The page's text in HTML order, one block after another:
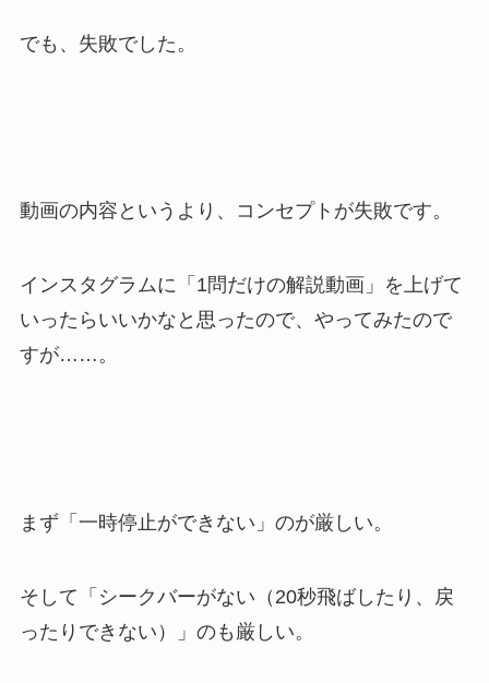
でも、失敗でした。
動画の内容というより、コンセプトが失敗です。
インスタグラムに「1問だけの解説動画」を上げて
いったらいいかなと思ったので、やってみたので
すが……。
まず「一時停止ができない」のが厳しい。
そして「シークバーがない（20秒飛ばしたり、戻
ったりできない）」のも厳しい。